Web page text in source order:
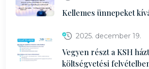
Kellemes ünnepeket
2025. december 19.
Vegyen részt a KSH
költségvetési